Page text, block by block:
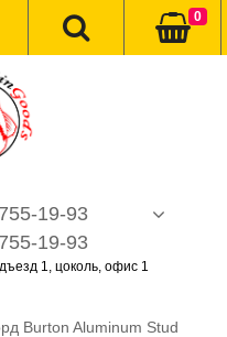
19-93
19-93
1, цоколь, офис 1
0
Burton Aluminum Stud